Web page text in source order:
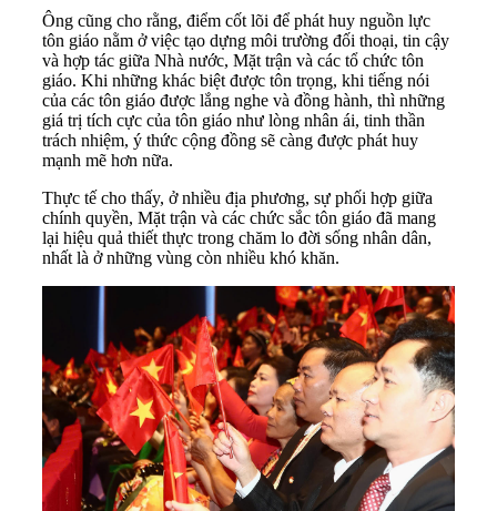
Ông cũng cho rằng, điểm cốt lõi để phát huy nguồn lực
tôn giáo nằm ở việc tạo dựng môi trường đối thoại, tin cậy
và hợp tác giữa Nhà nước, Mặt trận và các tổ chức tôn
giáo. Khi những khác biệt được tôn trọng, khi tiếng nói
của các tôn giáo được lắng nghe và đồng hành, thì những
giá trị tích cực của tôn giáo như lòng nhân ái, tinh thần
trách nhiệm, ý thức cộng đồng sẽ càng được phát huy
mạnh mẽ hơn nữa.
Thực tế cho thấy, ở nhiều địa phương, sự phối hợp giữa
chính quyền, Mặt trận và các chức sắc tôn giáo đã mang
lại hiệu quả thiết thực trong chăm lo đời sống nhân dân,
nhất là ở những vùng còn nhiều khó khăn.